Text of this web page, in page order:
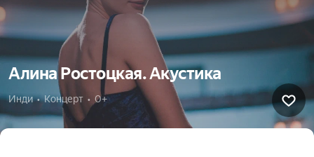
Алина Ростоцкая. Акустика
Инди  •  Концерт  •  0+